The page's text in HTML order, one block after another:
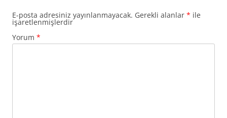
E-posta adresiniz yayınlanmayacak. Gerekli alanlar * ile
işaretlenmişlerdir
Yorum *